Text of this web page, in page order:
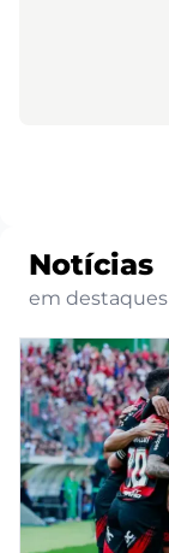
Notícias
em destaques